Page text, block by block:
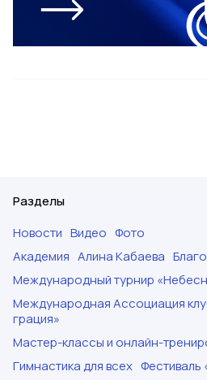
Разделы
Новости Видео Фото
Академия Алина Кабаева
Международный турнир
Международная Ассоциация
грация»
Мастер-классы и онлайн-
Гимнастика для всех Фестиваль